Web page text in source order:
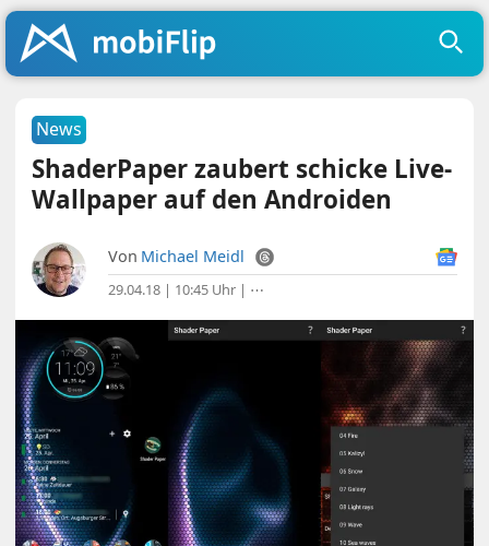
News
ShaderPaper zaubert schicke Live-
Wallpaper auf den Androiden
Von Michael Meidl
29.04.18 | 10:45 Uhr | ⋯